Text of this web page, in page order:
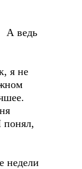
А ведь
я не
понял,
недели